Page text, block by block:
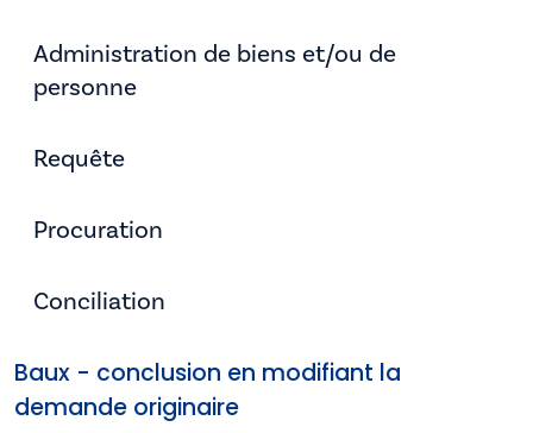
Administration de biens et/ou de
personne
Requête
Procuration
Conciliation
Baux - conclusion en modifiant la
demande originaire